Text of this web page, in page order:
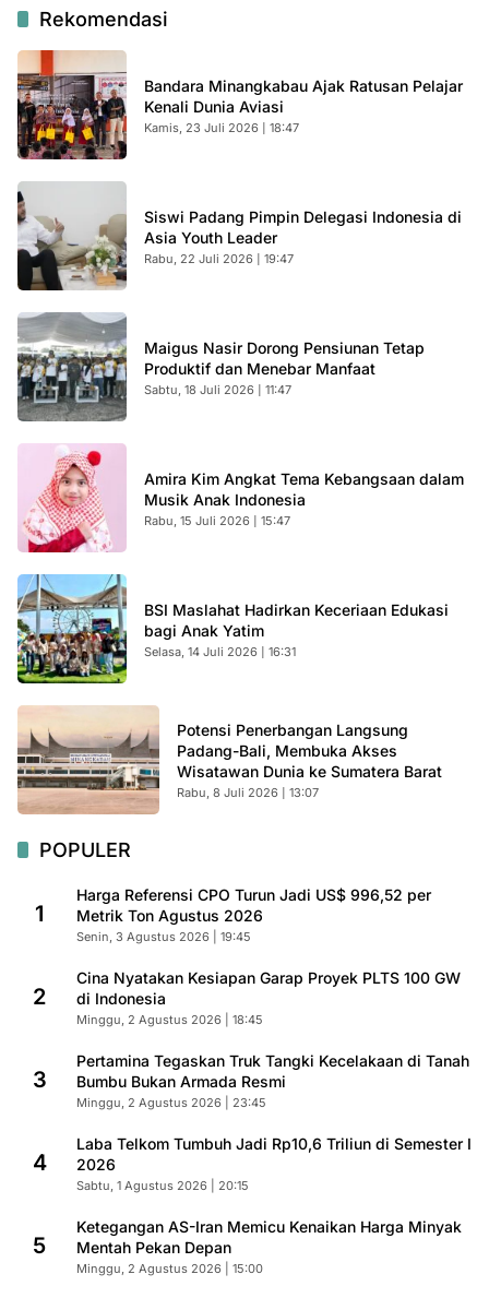
Rekomendasi
Bandara Minangkabau Ajak Ratusan Pelajar
Kenali Dunia Aviasi
Kamis, 23 Juli 2026 | 18:47
Siswi Padang Pimpin Delegasi Indonesia di
Asia Youth Leader
Rabu, 22 Juli 2026 | 19:47
Maigus Nasir Dorong Pensiunan Tetap
Produktif dan Menebar Manfaat
Sabtu, 18 Juli 2026 | 11:47
Amira Kim Angkat Tema Kebangsaan dalam
Musik Anak Indonesia
Rabu, 15 Juli 2026 | 15:47
BSI Maslahat Hadirkan Keceriaan Edukasi
bagi Anak Yatim
Selasa, 14 Juli 2026 | 16:31
Potensi Penerbangan Langsung
Padang-Bali, Membuka Akses
Wisatawan Dunia ke Sumatera Barat
Rabu, 8 Juli 2026 | 13:07
POPULER
1
Harga Referensi CPO Turun Jadi US$ 996,52 per
Metrik Ton Agustus 2026
Senin, 3 Agustus 2026 | 19:45
2
Cina Nyatakan Kesiapan Garap Proyek PLTS 100 GW
di Indonesia
Minggu, 2 Agustus 2026 | 18:45
3
Pertamina Tegaskan Truk Tangki Kecelakaan di Tanah
Bumbu Bukan Armada Resmi
Minggu, 2 Agustus 2026 | 23:45
4
Laba Telkom Tumbuh Jadi Rp10,6 Triliun di Semester I
2026
Sabtu, 1 Agustus 2026 | 20:15
5
Ketegangan AS-Iran Memicu Kenaikan Harga Minyak
Mentah Pekan Depan
Minggu, 2 Agustus 2026 | 15:00